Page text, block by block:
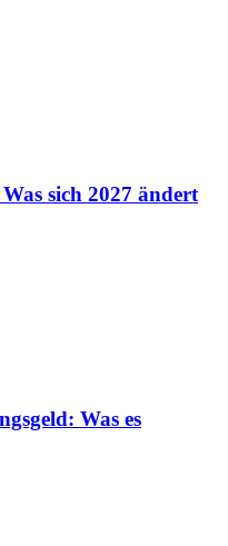
sich 2027 ändert
Was es